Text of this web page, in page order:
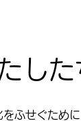
し
をふせぐため